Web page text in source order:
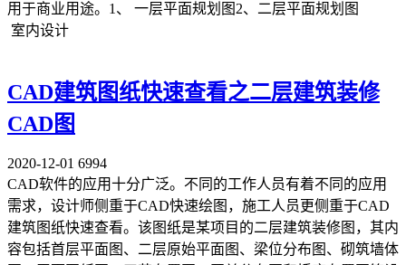
用于商业用途。1、 一层平面规划图2、二层平面规划图
室内设计
CAD建筑图纸快速查看之二层建筑装修
CAD图
2020-12-01 6994
CAD软件的应用十分广泛。不同的工作人员有着不同的应用
需求，设计师侧重于CAD快速绘图，施工人员更侧重于CAD
建筑图纸快速查看。该图纸是某项目的二层建筑装修图，其内
容包括首层平面图、二层原始平面图、梁位分布图、砌筑墙体